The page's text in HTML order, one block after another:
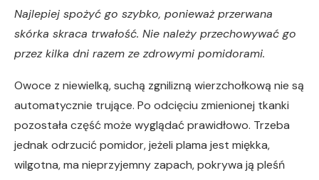
Najlepiej spożyć go szybko, ponieważ przerwana
skórka skraca trwałość. Nie należy przechowywać go
przez kilka dni razem ze zdrowymi pomidorami.
Owoce z niewielką, suchą zgnilizną wierzchołkową nie są
automatycznie trujące. Po odcięciu zmienionej tkanki
pozostała część może wyglądać prawidłowo. Trzeba
jednak odrzucić pomidor, jeżeli plama jest miękka,
wilgotna, ma nieprzyjemny zapach, pokrywa ją pleśń